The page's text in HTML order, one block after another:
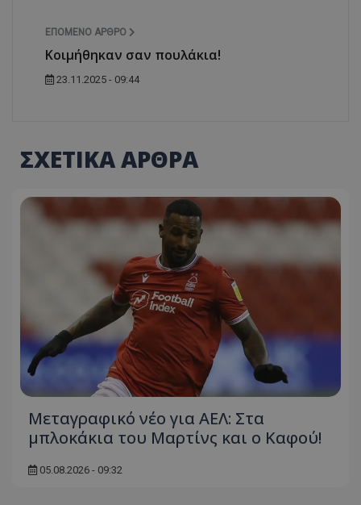
ΕΠΌΜΕΝΟ ΆΡΘΡΟ
Κοιμήθηκαν σαν πουλάκια!
23.11.2025 - 09:44
ΣΧΕΤΙΚΑ ΑΡΘΡΑ
Μεταγραφικό νέο για ΑΕΛ: Στα
μπλοκάκια του Μαρτίνς και ο Καφού!
05.08.2026 - 09:32